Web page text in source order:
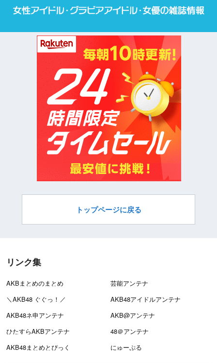
トップページに戻る
リンク集
AKBまとめのまとめ
芸能アンテナ
＼AKB48 ぐぐっ！／
AKB48アイドルアンテナ
AKB48ネ申アンテナ
AKB@アンテナ
ひたすらAKBアンテナ
48＠アンテナ
AKB48まとめとぴっく
にゅーぷる